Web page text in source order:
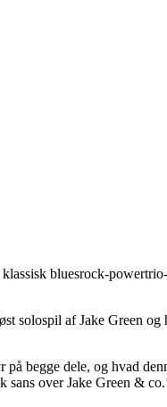
klassisk bluesrock-
solospil af Jake Green og
begge dele, og hvad
over Jake Green &